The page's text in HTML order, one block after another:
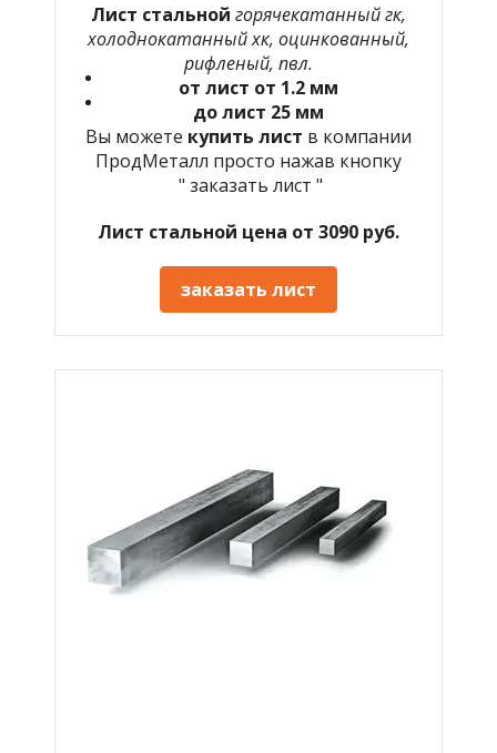
Лист стальной горячекатанный гк,
холоднокатанный хк, оцинкованный,
рифленый, пвл.
от лист от 1.2 мм
до лист 25 мм
Вы можете купить лист в компании
ПродМеталл просто нажав кнопку
" заказать лист "
Лист стальной цена от 3090 руб.
заказать лист